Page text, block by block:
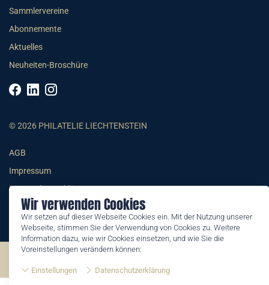
Wir verwenden Cookies
Wir setzen auf dieser Webseite Cookies ein. Mit der Nutzung unserer
Webseite, stimmen Sie der Verwendung von Cookies zu. Weitere
Information dazu, wie wir Cookies einsetzen, und wie Sie die
Voreinstellungen verändern können:
Einstellungen Datenschutzerklärung
Sammlervereine
Abonnemente
Aktuelles
Neuheiten-Broschüre
© 2026 PHILATELIE LIECHTENSTEIN
AGB
Impressum
Datenschutzerklärung